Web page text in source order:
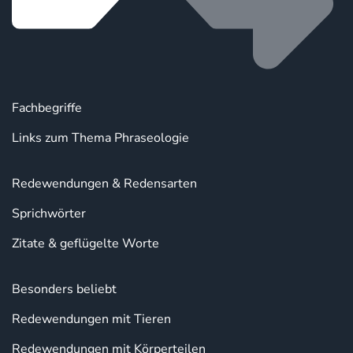
Fachbegriffe
Links zum Thema Phraseologie
Redewendungen & Redensarten
Sprichwörter
Zitate & geflügelte Worte
Besonders beliebt
Redewendungen mit Tieren
Redewendungen mit Körperteilen